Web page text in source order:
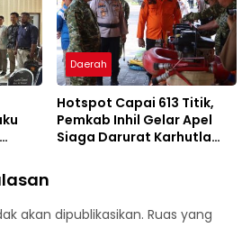
Daerah
Hotspot Capai 613 Titik,
Pemkab Inhil Gelar Apel
Siaga Darurat Karhutla
akan dipublikasikan. Ruas yang